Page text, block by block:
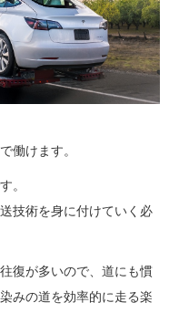
働けます。
。
技術を身に付けていく必
復が多いので、道にも慣
みの道を効率的に走る楽